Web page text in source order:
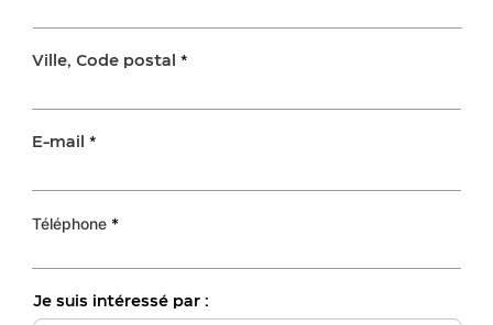
Ville, Code postal
E-mail
Téléphone
Je suis intéressé par :